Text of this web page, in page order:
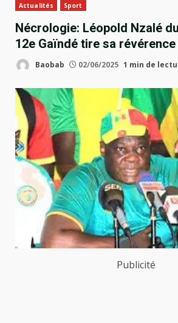
Actualités Sport
Nécrologie: Léopold Nzalé
12e Gaïndé tire sa révérence
Baobab 02/06/2025 1 min de
Publicité